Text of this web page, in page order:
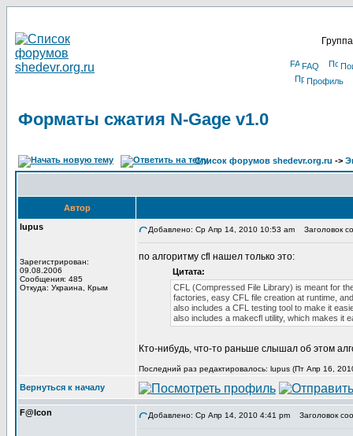
FAQ
Профиль
Форматы сжатия N-Gage v1.0
Список форумов shedevr.org.ru ->
Автор
lupus
Зарегистрирован:
09.08.2006
Сообщения: 485
Откуда: Украина, Крым
Добавлено: Ср Апр 14, 2010 10:53 am Заголовок
по алгоритму cfl нашел только это:
Цитата:
CFL (Compressed File Library) is meant for
factories, easy CFL file creation at runtime,
also includes a CFL testing tool to make it
also includes a makecfl utility, which makes it
Кто-нибудь, что-то раньше слышал об этом
Последний раз редактировалось: lupus (Пт Апр 16,
Вернуться к началу
F@lcon Добавлено: Ср Апр 14, 2010 4:41 pm Заголовок